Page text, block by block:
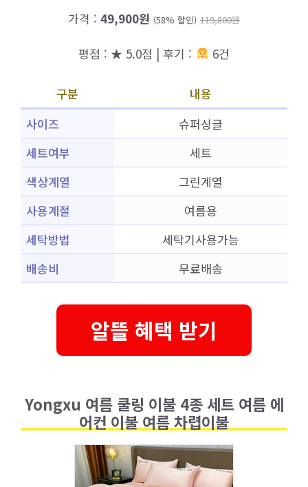
가격 : 49,900원 (58% 할인) 119,800원
평점 : ★ 5.0점 | 후기 : 6건
구분
내용
사이즈
슈퍼싱글
세트여부
세트
색상계열
그린계열
사용계절
여름용
세탁방법
세탁기사용가능
배송비
무료배송
알뜰 혜택 받기
Yongxu 여름 쿨링 이불 4종 세트 여름 에
어컨 이불 여름 차렵이불